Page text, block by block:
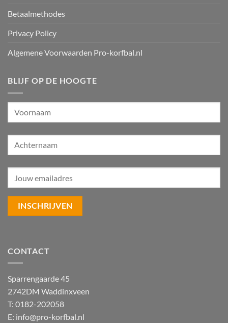
Betaalmethodes
Privacy Policy
Algemene Voorwaarden Pro-korfbal.nl
BLIJF OP DE HOOGTE
CONTACT
Sparrengaarde 45
2742DM Waddinxveen
T: 0182-202058
E: info@pro-korfbal.nl